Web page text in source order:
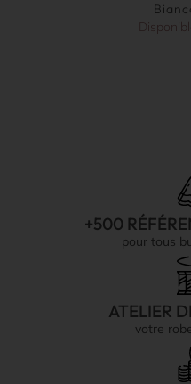
+500
pour tous
ATELIER
votre